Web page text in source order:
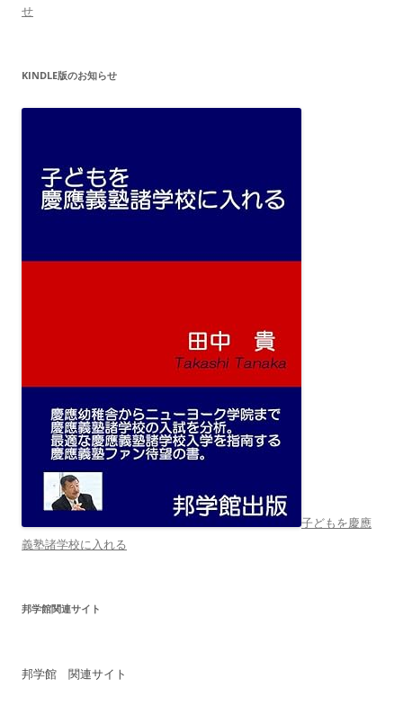
せ
KINDLE版のお知らせ
子どもを慶應
義塾諸学校に入れる
邦学館関連サイト
邦学館 関連サイト